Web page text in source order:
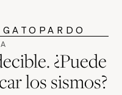
¿Puede
los sismos?